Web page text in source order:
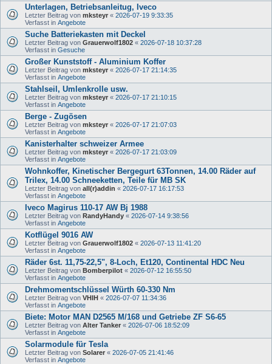
Unterlagen, Betriebsanleitug, Iveco
Letzter Beitrag von mksteyr « 2026-07-19 9:33:35
Verfasst in Angebote
Suche Batteriekasten mit Deckel
Letzter Beitrag von Grauerwolf1802 « 2026-07-18 10:37:28
Verfasst in Gesuche
Großer Kunststoff - Aluminium Koffer
Letzter Beitrag von mksteyr « 2026-07-17 21:14:35
Verfasst in Angebote
Stahlseil, Umlenkrolle usw.
Letzter Beitrag von mksteyr « 2026-07-17 21:10:15
Verfasst in Angebote
Berge - Zugösen
Letzter Beitrag von mksteyr « 2026-07-17 21:07:03
Verfasst in Angebote
Kanisterhalter schweizer Armee
Letzter Beitrag von mksteyr « 2026-07-17 21:03:09
Verfasst in Angebote
Wohnkoffer, Kinetischer Bergegurt 63Tonnen, 14.00 Räder auf
Trilex, 14.00 Schneeketten, Teile für MB SK
Letzter Beitrag von all(r)addin « 2026-07-17 16:17:53
Verfasst in Angebote
Iveco Magirus 110-17 AW Bj 1988
Letzter Beitrag von RandyHandy « 2026-07-14 9:38:56
Verfasst in Angebote
Kotflügel 9016 AW
Letzter Beitrag von Grauerwolf1802 « 2026-07-13 11:41:20
Verfasst in Angebote
Räder 6st. 11,75-22,5", 8-Loch, Et120, Continental HDC Neu
Letzter Beitrag von Bomberpilot « 2026-07-12 16:55:50
Verfasst in Angebote
Drehmomentschlüssel Würth 60-330 Nm
Letzter Beitrag von VHIH « 2026-07-07 11:34:36
Verfasst in Angebote
Biete: Motor MAN D2565 M/168 und Getriebe ZF S6-65
Letzter Beitrag von Alter Tanker « 2026-07-06 18:52:09
Verfasst in Angebote
Solarmodule für Tesla
Letzter Beitrag von Solarer « 2026-07-05 21:41:46
Verfasst in Angebote